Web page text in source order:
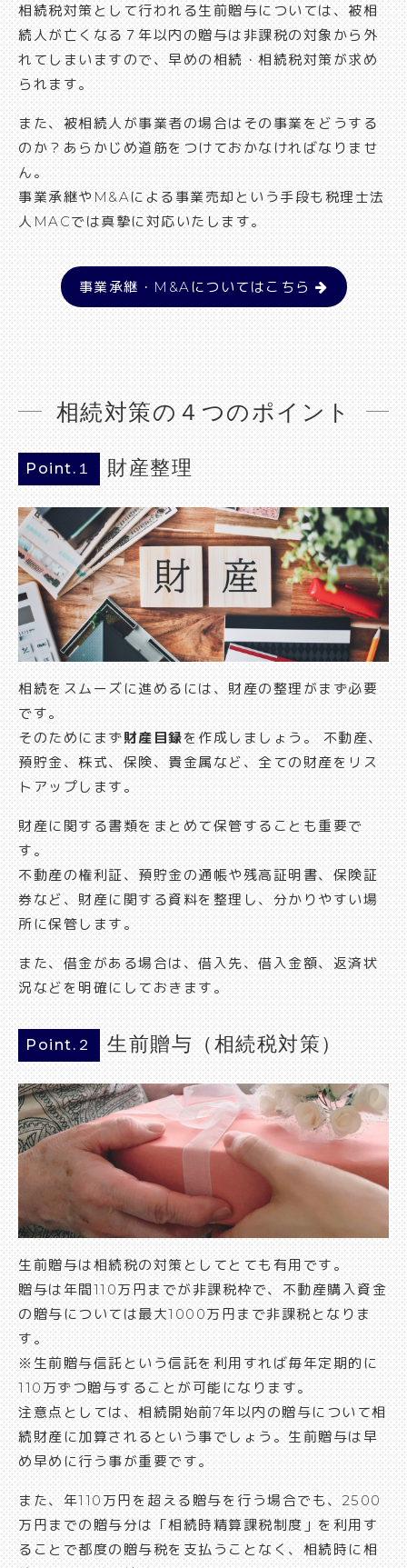
相続税対策として行われる生前贈与については、被相
続人が亡くなる７年以内の贈与は非課税の対象から外
れてしまいますので、早めの相続・相続税対策が求め
られます。
また、被相続人が事業者の場合はその事業をどうする
のか？あらかじめ道筋をつけておかなければなりませ
ん。
事業承継やM&Aによる事業売却という手段も税理士法
人MACでは真摯に対応いたします。
事業承継・M&Aについてはこちら
相続対策の４つのポイント
Point.１ 財産整理
相続をスムーズに進めるには、財産の整理がまず必要
です。
そのためにまず財産目録を作成しましょう。 不動産、
預貯金、株式、保険、貴金属など、全ての財産をリス
トアップします。
財産に関する書類をまとめて保管することも重要で
す。
不動産の権利証、預貯金の通帳や残高証明書、保険証
券など、財産に関する資料を整理し、分かりやすい場
所に保管します。
また、借金がある場合は、借入先、借入金額、返済状
況などを明確にしておきます。
Point.２ 生前贈与（相続税対策）
生前贈与は相続税の対策としてとても有用です。
贈与は年間110万円までが非課税枠で、不動産購入資金
の贈与については最大1000万円まで非課税となりま
す。
※生前贈与信託という信託を利用すれば毎年定期的に
110万ずつ贈与することが可能になります。
注意点としては、相続開始前7年以内の贈与について相
続財産に加算されるという事でしょう。生前贈与は早
め早めに行う事が重要です。
また、年110万円を超える贈与を行う場合でも、2500
万円までの贈与分は「相続時精算課税制度」を利用す
ることで都度の贈与税を支払うことなく、相続時に相